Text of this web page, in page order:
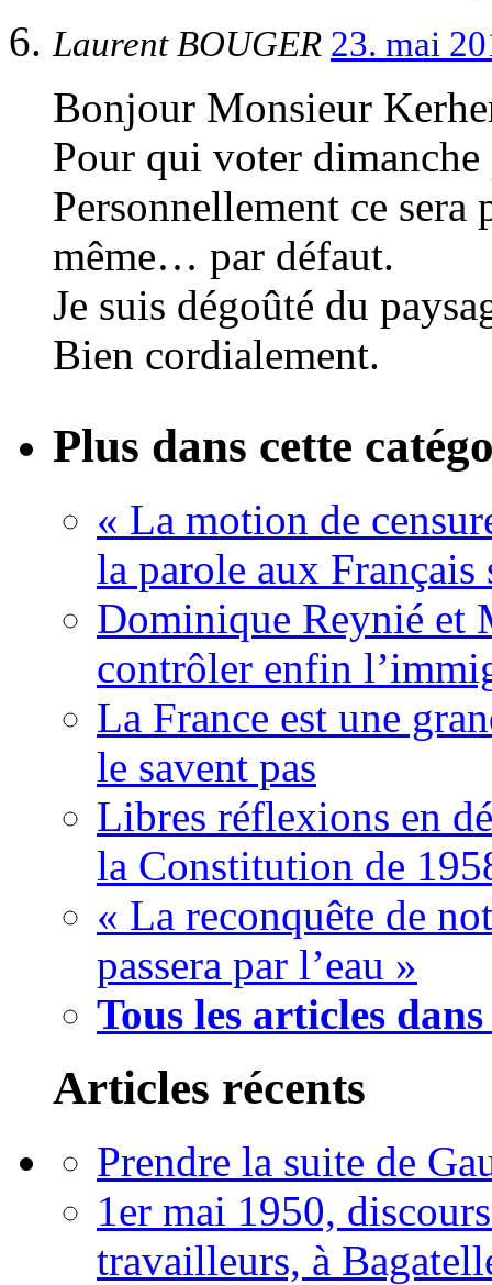
Laurent BOUGER 23. mai
Bonjour Monsieur
Pour qui voter dimanche
Personnellement ce
même… par défaut.
Je suis dégoûté du
Bien cordialement.
Plus dans cette
« La motion de
la parole aux
Dominique Reynié et
contrôler enfin
La France est une
le savent pas
Libres réflexions en
la Constitution de
« La reconquête de
passera par l’eau »
Tous les articles
Articles récents
Prendre la suite de
1er mai 1950,
travailleurs, à